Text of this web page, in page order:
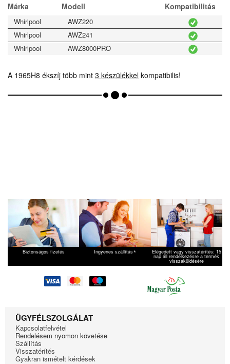
Márka
Modell Kompatibilitás
Whirlpool
AWZ220
Whirlpool
AWZ241
Whirlpool
AWZ8000PRO
A 1965H8 ékszíj több mint 3 készülékkel kompatibilis!
Biztonságos fizetés Ingyenes szállítás* Elégedett vagy visszatérítés: 15
nap áll rendelkezésre a termék
visszaküldésére
ÜGYFÉLSZOLGÁLAT
Kapcsolatfelvétel
Rendelésem nyomon követése
Szállítás
Visszatérítés
Gyakran ismételt kérdések